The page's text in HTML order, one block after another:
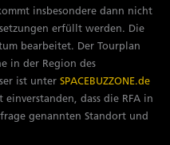
insbesondere dann nicht
erfüllt werden. Die
bearbeitet. Der Tourplan
in der Region des
ist unterSPACEBUZZONE.de
dass die RFA in
genannten Standort und